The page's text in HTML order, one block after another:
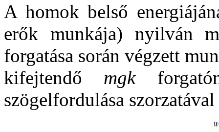
A homok belső
erők munkája) nyilván
forgatása során végzett
kifejtendő mgk
szögelfordulása